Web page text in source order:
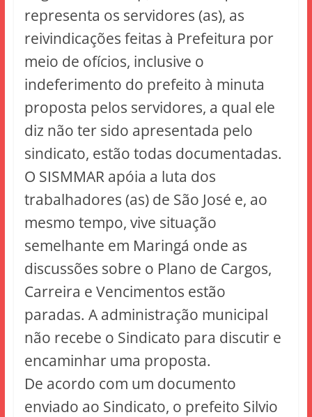
representa os servidores (as), as
reivindicações feitas à Prefeitura por
meio de ofícios, inclusive o
indeferimento do prefeito à minuta
proposta pelos servidores, a qual ele
diz não ter sido apresentada pelo
sindicato, estão todas documentadas.
O SISMMAR apóia a luta dos
trabalhadores (as) de São José e, ao
mesmo tempo, vive situação
semelhante em Maringá onde as
discussões sobre o Plano de Cargos,
Carreira e Vencimentos estão
paradas. A administração municipal
não recebe o Sindicato para discutir e
encaminhar uma proposta.
De acordo com um documento
enviado ao Sindicato, o prefeito Silvio